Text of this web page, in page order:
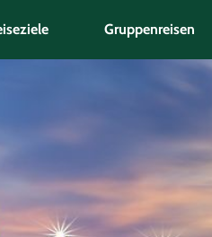
Gruppenreisen